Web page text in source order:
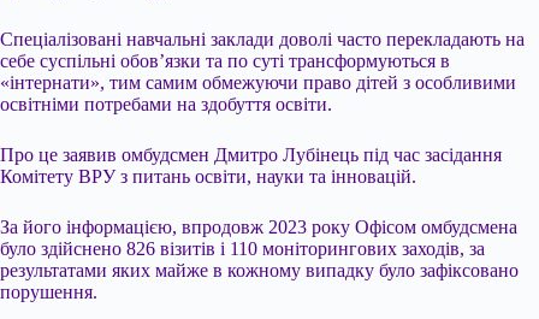
Спеціалізовані навчальні заклади доволі часто перекладають на
себе суспільні обов’язки та по суті трансформуються в
«інтернати», тим самим обмежуючи право дітей з особливими
освітніми потребами на здобуття освіти.
Про це заявив омбудсмен Дмитро Лубінець під час засідання
Комітету ВРУ з питань освіти, науки та інновацій.
За його інформацією, впродовж 2023 року Офісом омбудсмена
було здійснено 826 візитів і 110 моніторингових заходів, за
результатами яких майже в кожному випадку було зафіксовано
порушення.